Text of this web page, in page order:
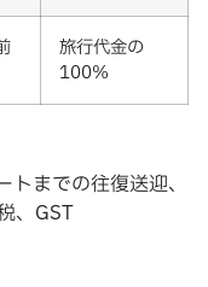
旅行代金の
100%
までの往復送迎、
、GST